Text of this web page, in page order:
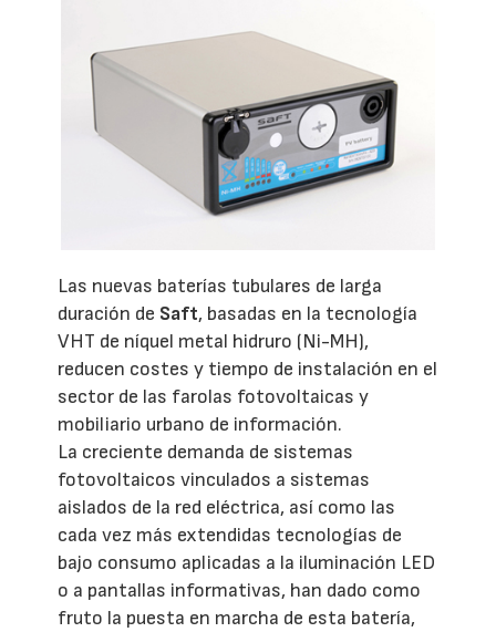
Las nuevas baterías tubulares de larga
duración de Saft, basadas en la tecnología
VHT de níquel metal hidruro (Ni-MH),
reducen costes y tiempo de instalación en el
sector de las farolas fotovoltaicas y
mobiliario urbano de información.
La creciente demanda de sistemas
fotovoltaicos vinculados a sistemas
aislados de la red eléctrica, así como las
cada vez más extendidas tecnologías de
bajo consumo aplicadas a la iluminación LED
o a pantallas informativas, han dado como
fruto la puesta en marcha de esta batería,